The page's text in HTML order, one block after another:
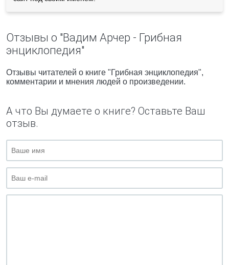
Отзывы о "Вадим Арчер - Грибная
энциклопедия"
Отзывы читателей о книге "Грибная энциклопедия",
комментарии и мнения людей о произведении.
А что Вы думаете о книге? Оставьте Ваш
отзыв.